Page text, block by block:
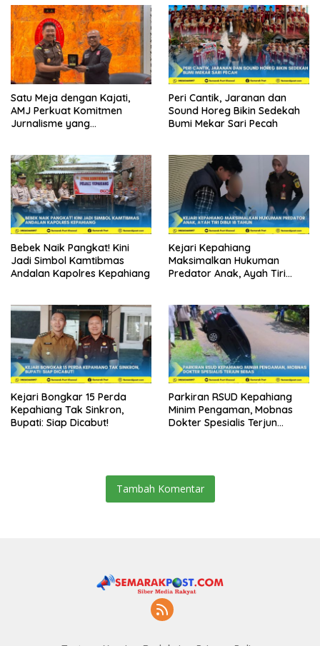
Satu Meja dengan Kajati,
AMJ Perkuat Komitmen
Jurnalisme yang
Peri Cantik, Jaranan dan
Sound Horeg Bikin Sedekah
Bumi Mekar Sari Pecah
Bebek Naik Pangkat! Kini
Jadi Simbol Kamtibmas
Andalan Kapolres Kepahiang
Kejari Kepahiang
Maksimalkan Hukuman
Predator Anak, Ayah Tiri
Kejari Bongkar 15 Perda
Kepahiang Tak Sinkron,
Bupati: Siap Dicabut!
Parkiran RSUD Kepahiang
Minim Pengaman, Mobnas
Dokter Spesialis Terjun
Tambah Komentar